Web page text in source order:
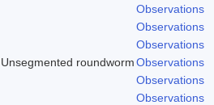
Observations
Observations
Observations
Unsegmented roundwormObservations
Observations
Observations